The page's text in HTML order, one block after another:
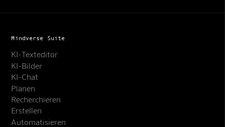
Mindverse Suite
KI-Texteditor
KI-Bilder
KI-Chat
Planen
Recherchieren
Erstellen
Automatisieren